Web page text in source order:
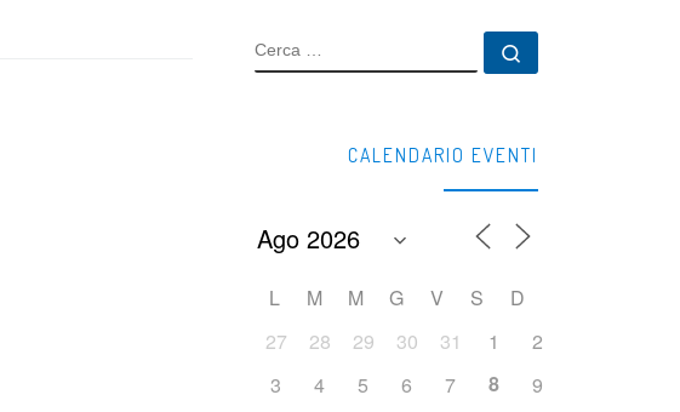
CERCA
CALENDARIO EVENTI
L M M G V S
D
27
28 29 30 31 1
2
3
4 5 6 7 8
9